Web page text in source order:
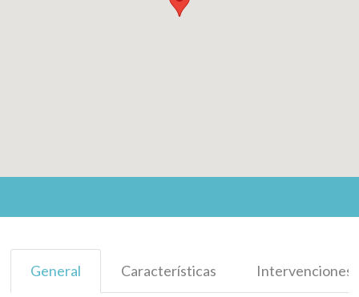
General Características Intervenciones